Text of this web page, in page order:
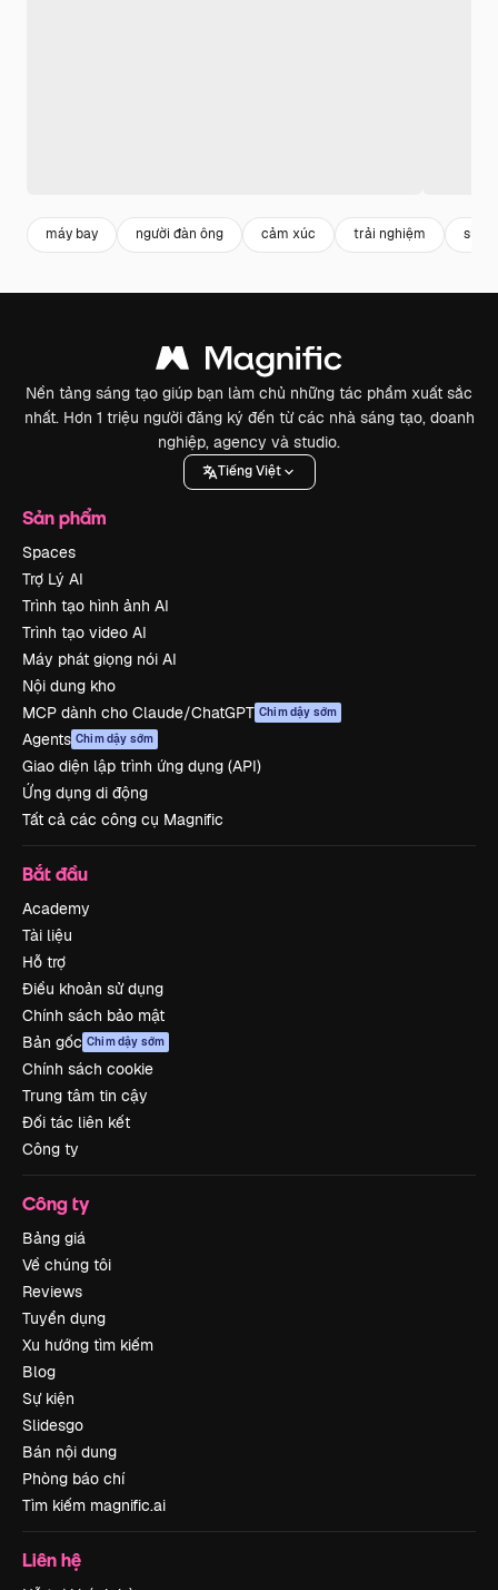
máy bay người đàn ông cảm xúc trải nghiệm sự lo
Nền tảng sáng tạo giúp bạn làm chủ những tác phẩm xuất sắc
nhất. Hơn 1 triệu người đăng ký đến từ các nhà sáng tạo, doanh
nghiệp, agency và studio.
Tiếng Việt
Sản phẩm
Spaces
Trợ Lý AI
Trình tạo hình ảnh AI
Trình tạo video AI
Máy phát giọng nói AI
Nội dung kho
MCP dành cho Claude/ChatGPT Chim dậy sớm
Agents Chim dậy sớm
Giao diện lập trình ứng dụng (API)
Ứng dụng di động
Tất cả các công cụ Magnific
Bắt đầu
Academy
Tài liệu
Hỗ trợ
Điều khoản sử dụng
Chính sách bảo mật
Bản gốc Chim dậy sớm
Chính sách cookie
Trung tâm tin cậy
Đối tác liên kết
Công ty
Công ty
Bảng giá
Về chúng tôi
Reviews
Tuyển dụng
Xu hướng tìm kiếm
Blog
Sự kiện
Slidesgo
Bán nội dung
Phòng báo chí
Tìm kiếm magnific.ai
Liên hệ